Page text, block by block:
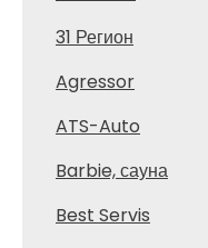
31 Регион
Agressor
ATS-Auto
Barbie, сауна
Best Servis